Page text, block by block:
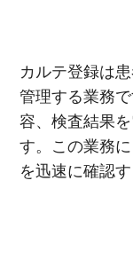
カルテ登録は
管理する業務
容、検査結果
す。この業務
を迅速に確認